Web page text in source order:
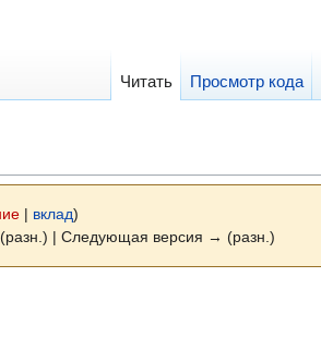
| вклад)
(разн.) | Следующая версия → (разн.)
Читать Просмотр кода